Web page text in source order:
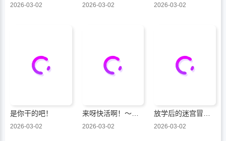
2026-03-02 2026-03-02 2026-03-02
是你干的吧！
2026-03-02
来呀快活啊！～新手教程女神把最终boss打到了，于是我过着自由的生活～
2026-03-02
放学后的迷宫冒险者们
2026-03-02